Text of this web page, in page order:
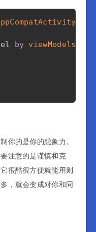
by viewModels
你的是你的想象力。
注意的是谨慎和克
很酷很方便就能用则
，就会变成对你和同